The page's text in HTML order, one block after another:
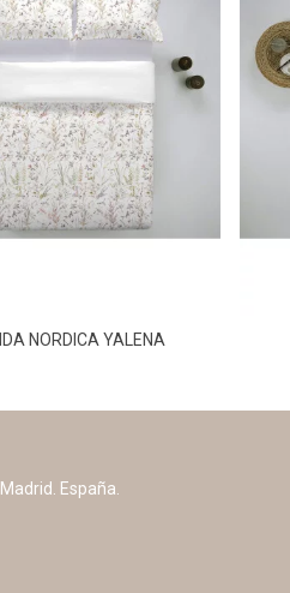
NORDICA YALENA
España.